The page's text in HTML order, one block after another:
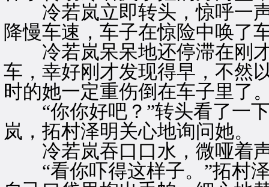
冷若岚立即转头，惊呼一声
降慢车速，车子在惊险中唤了
冷若岚呆呆地还停滞在刚才
车，幸好刚才发现得早，不然
时的她一定重伤倒在车子里了
“你你好吧？”转头看了一下
岚，拓村泽明关心地询问她。
冷若岚吞口口水，微哑着声
“看你吓得这样子。”拓村泽